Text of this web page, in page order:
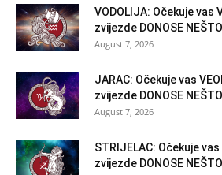
VODOLIJA: Očekuje vas
zvijezde DONOSE
August 7, 2026
JARAC: Očekuje vas
zvijezde DONOSE
August 7, 2026
STRIJELAC: Očekuje vas
zvijezde DONOSE